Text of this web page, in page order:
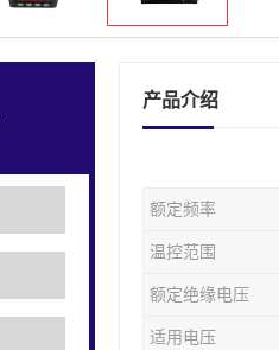
产品介绍
额定频率
温控范围
额定绝缘电压
适用电压